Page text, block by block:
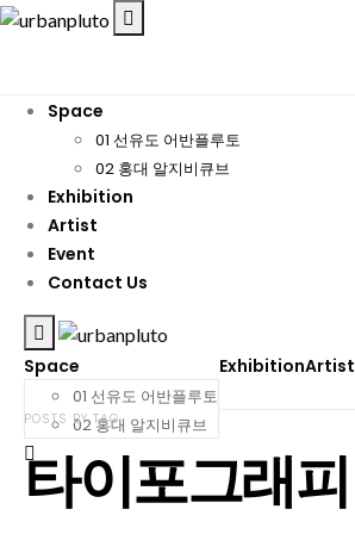
Space
01 선유도 어반플루토
02 홍대 알지비큐브
Exhibition
Artist
Event
Contact Us
Space
01 선유도 어반플루토
02 홍대 알지비큐브
ExhibitionArtist
POSTS BY TAG
타이포그래피